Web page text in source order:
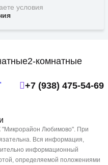
условия
2-комнатные
+7 (938) 475-54-69
Любимово". При
Вся информация,
информационный
определяемой положениями